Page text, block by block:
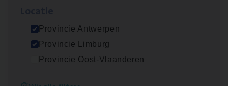
Provincie Antwerpen
Provincie Limburg
Provincie Oost-Vlaanderen
Insu­ran­ce Bro­kerKMO